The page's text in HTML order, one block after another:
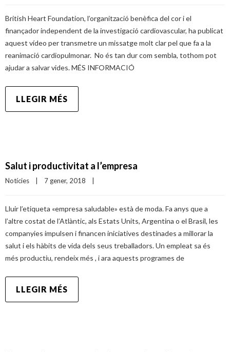
British Heart Foundation, l’organització benèfica del cor i el
finançador independent de la investigació cardiovascular, ha publicat
aquest vídeo per transmetre un missatge molt clar pel que fa a la
reanimació cardiopulmonar. No és tan dur com sembla, tothom pot
ajudar a salvar vides. MÉS INFORMACIÓ
LLEGIR MÉS
Salut i productivitat a l’empresa
Notícies 7 gener, 2018
Lluir l’etiqueta «empresa saludable» està de moda. Fa anys que a
l’altre costat de l’Atlàntic, als Estats Units, Argentina o el Brasil, les
companyies impulsen i financen iniciatives destinades a millorar la
salut i els hàbits de vida dels seus treballadors. Un empleat sa és
més productiu, rendeix més , i ara aquests programes de
LLEGIR MÉS